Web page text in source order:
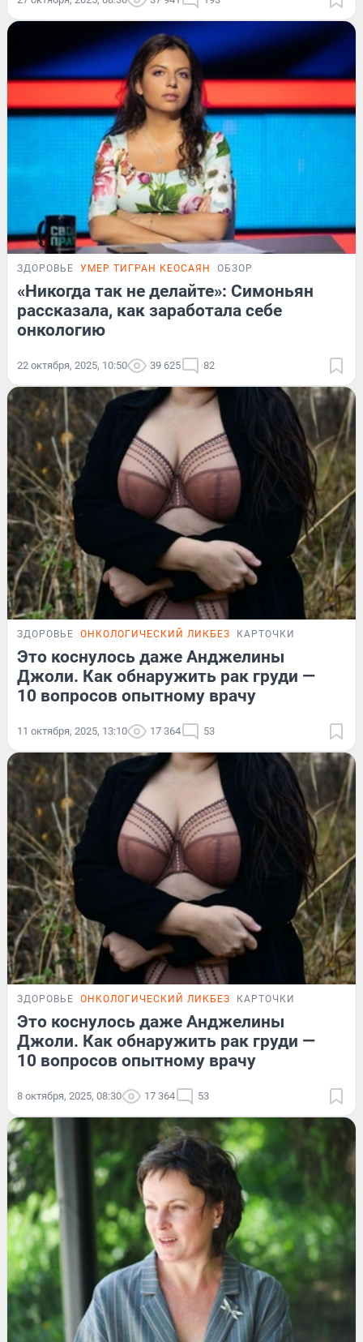
ЗДОРОВЬЕ УМЕР ТИГРАН КЕОСАЯН ОБЗОР
«Никогда так не делайте»: Симоньян
рассказала, как заработала себе
онкологию
22 октября, 2025, 10:50 39 625 82
ЗДОРОВЬЕ ОНКОЛОГИЧЕСКИЙ ЛИКБЕЗ КАРТОЧКИ
Это коснулось даже Анджелины
Джоли. Как обнаружить рак груди —
10 вопросов опытному врачу
11 октября, 2025, 13:10 17 364 53
ЗДОРОВЬЕ ОНКОЛОГИЧЕСКИЙ ЛИКБЕЗ КАРТОЧКИ
Это коснулось даже Анджелины
Джоли. Как обнаружить рак груди —
10 вопросов опытному врачу
8 октября, 2025, 08:30 17 364 53